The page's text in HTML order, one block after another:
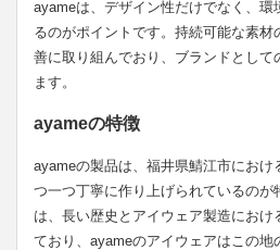
ayameは、デザイン性だけでなく、環
るのがポイントです。持続可能な素材
善に取り組んでおり、ブランドとして
ます。
ayameの特徴
ayameの製品は、福井県鯖江市におけ
つ一つ丁寧に作り上げられているのが
は、長い歴史とアイウェア製造にお
ており、ayameのアイウェアはこの地